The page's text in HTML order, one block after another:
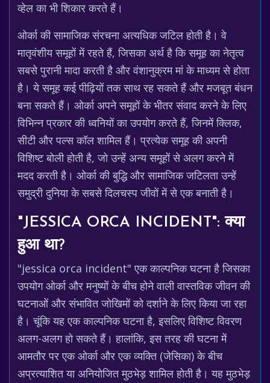
व्हेल का भी शिकार करते हैं।
ओर्का की सामाजिक संरचना अत्यधिक जटिल होती है। वे
मातृवंशीय समूहों में रहते हैं, जिसका अर्थ है कि समूह का नेतृत्व
सबसे पुरानी मादा करती है और वंशानुक्रम मां के माध्यम से होता
है। ये समूह कई पीढ़ियों तक साथ रह सकते हैं और मजबूत बंधन
बना सकते हैं। ओर्का अपने समूहों के भीतर संवाद करने के लिए
विभिन्न प्रकार की ध्वनियों का उपयोग करते हैं, जिनमें क्लिक,
सीटी और पल्स कॉल शामिल हैं। प्रत्येक समूह की अपनी
विशिष्ट बोली होती है, जो उन्हें अन्य समूहों से अलग करने में
मदद करती है। ओर्का की बुद्धि और सामाजिक जटिलता उन्हें
समुद्री दुनिया के सबसे दिलचस्प जीवों में से एक बनाती है।
"JESSICA ORCA INCIDENT": क्या
हुआ था?
"jessica orca incident" एक काल्पनिक घटना है जिसका
उपयोग ओर्का और मनुष्यों के बीच होने वाली वास्तविक जीवन की
घटनाओं और संभावित जोखिमों को दर्शाने के लिए किया जा रहा
है। चूंकि यह एक काल्पनिक घटना है, इसलिए विशिष्ट विवरण
अलग-अलग हो सकते हैं। हालांकि, इस तरह की घटना में
आमतौर पर एक ओर्का और एक व्यक्ति (जेसिका) के बीच
अप्रत्याशित या अनियोजित मुठभेड़ शामिल होती है। यह मुठभेड़